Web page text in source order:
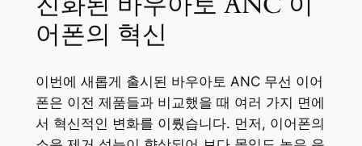
어폰의 혁신
이번에 새롭게 출시된 바우아토 ANC 무선 이어
폰은 이전 제품들과 비교했을 때 여러 가지 면에
서 혁신적인 변화를 이뤘습니다. 먼저, 이어폰의